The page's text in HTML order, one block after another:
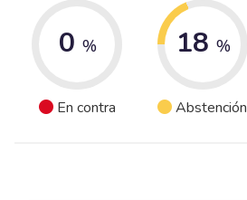
0 %
En contra
18 %
Abstención